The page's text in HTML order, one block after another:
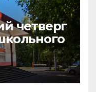
четверг